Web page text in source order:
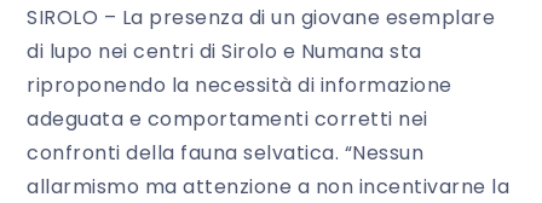
SIROLO – La presenza di un giovane esemplare
di lupo nei centri di Sirolo e Numana sta
riproponendo la necessità di informazione
adeguata e comportamenti corretti nei
confronti della fauna selvatica. “Nessun
allarmismo ma attenzione a non incentivarne la